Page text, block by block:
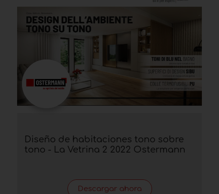
Diseño de habitaciones tono sobre
tono - La Vetrina 2 2022 Ostermann
Descargar ahora